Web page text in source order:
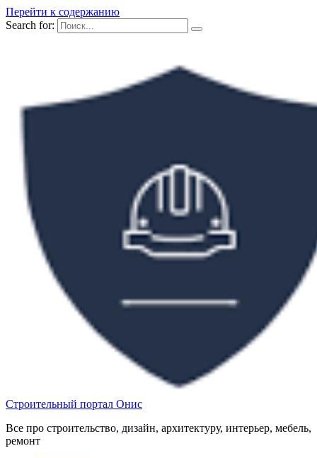
Перейти к содержанию
Search for:
Строительный портал Онис
Все про строительство, дизайн, архитектуру, интерьер, мебель,
ремонт